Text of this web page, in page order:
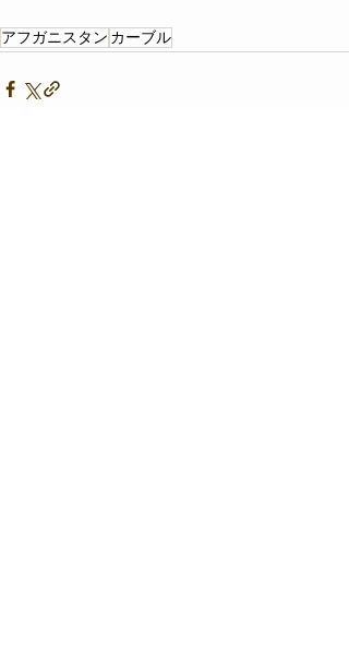
アフガニスタン カーブル